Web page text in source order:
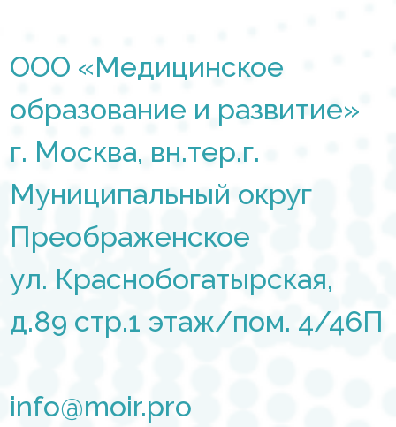
ООО «Медицинское
образование и развитие»
г. Москва, вн.тер.г.
Муниципальный округ
Преображенское
ул. Краснобогатырская,
д.89 стр.1 этаж/пом. 4/46П
info@moir.pro